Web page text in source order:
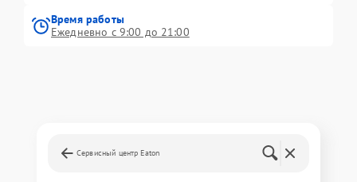
Время работы
Ежедневно с 9:00 до 21:00
Сервисный центр Eaton